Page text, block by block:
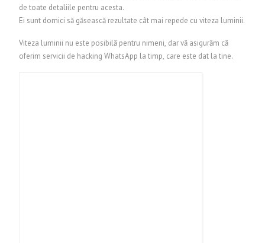
de toate detaliile pentru acesta.
Ei sunt dornici să găsească rezultate cât mai repede cu viteza luminii.
Viteza luminii nu este posibilă pentru nimeni, dar vă asigurăm că
oferim servicii de hacking WhatsApp la timp, care este dat la tine.